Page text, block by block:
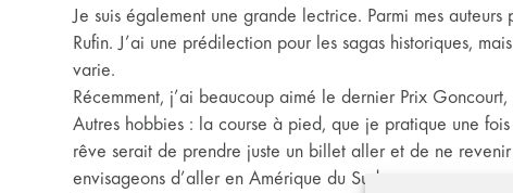
Je suis également une grande lectrice. Parmi mes
Rufin. J’ai une prédilection pour les sagas historiques,
varie.
Récemment, j’ai beaucoup aimé le dernier Prix
Autres hobbies : la course à pied, que je pratique une
rêve serait de prendre juste un billet aller et de ne
envisageons d’aller en Amérique du Sud.